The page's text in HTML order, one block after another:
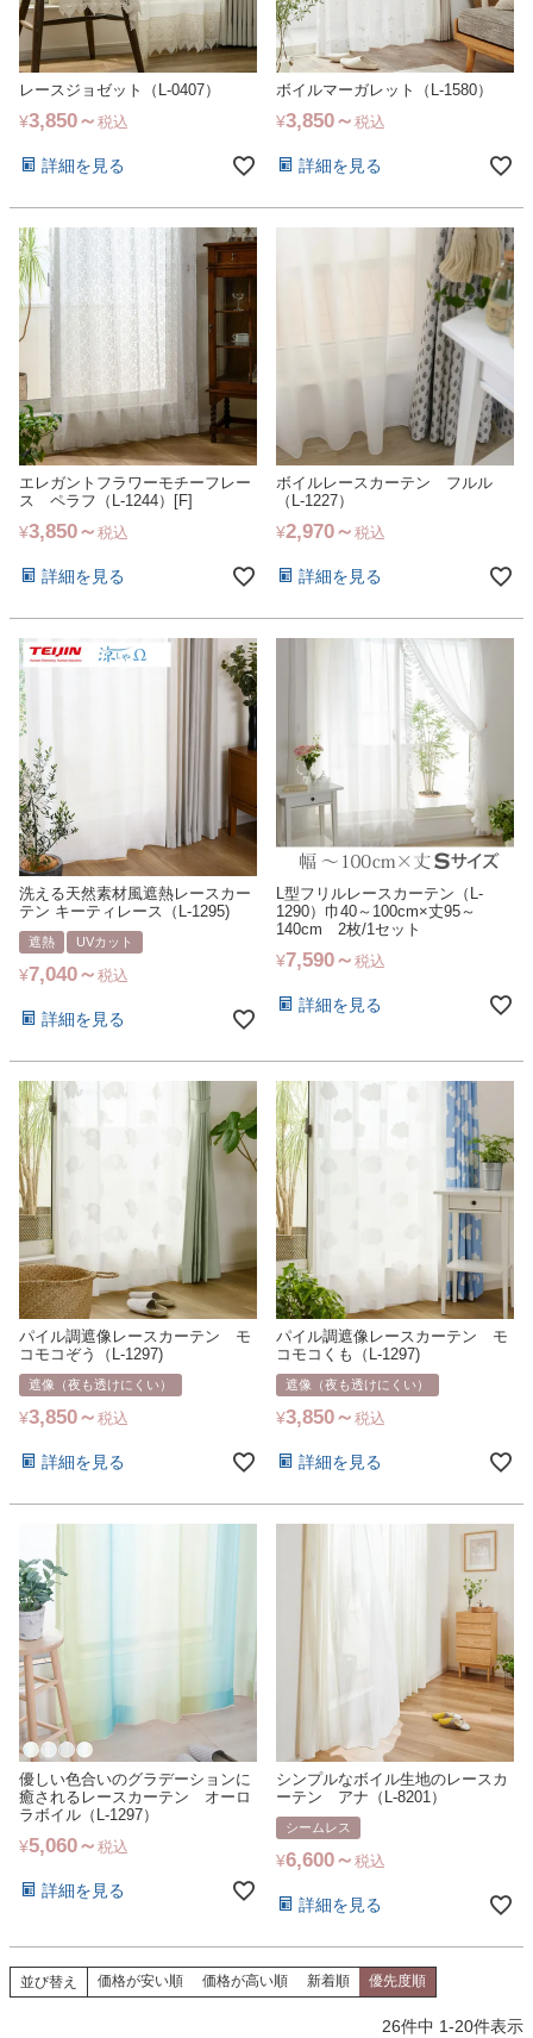
レースジョゼット（L-0407）
¥3,850 税込
詳細を見る
ボイルマーガレット（L-1580）
¥3,850 税込
詳細を見る
エレガントフラワーモチーフレー
ス ペラフ（L-1244）[F]
¥3,850 税込
詳細を見る
ボイルレースカーテン フルル
（L-1227）
¥2,970 税込
詳細を見る
洗える天然素材風遮熱レースカー
テン キーティレース（L-1295)
遮熱 UVカット
¥7,040 税込
詳細を見る
L型フリルレースカーテン（L-
1290）巾40～100cm×丈95～
140cm 2枚/1セット
¥7,590 税込
詳細を見る
パイル調遮像レースカーテン モ
コモコぞう（L-1297)
遮像（夜も透けにくい）
¥3,850 税込
詳細を見る
パイル調遮像レースカーテン モ
コモコくも（L-1297)
遮像（夜も透けにくい）
¥3,850 税込
詳細を見る
優しい色合いのグラデーションに
癒されるレースカーテン オーロ
ラボイル（L-1297）
¥5,060 税込
詳細を見る
シンプルなボイル生地のレースカ
ーテン アナ（L-8201）
シームレス
¥6,600 税込
詳細を見る
並び替え 価格が安い順 価格が高い順 新着順 優先度順
26件中 1-20件表示